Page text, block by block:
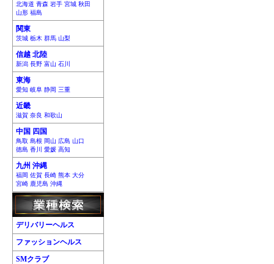
北海道 青森 岩手 宮城 秋田
山形 福島
関東
茨城 栃木 群馬 山梨
信越 北陸
新潟 長野 富山 石川
東海
愛知 岐阜 静岡 三重
近畿
滋賀 奈良 和歌山
中国 四国
鳥取 島根 岡山 広島 山口
徳島 香川 愛媛 高知
九州 沖縄
福岡 佐賀 長崎 熊本 大分
宮崎 鹿児島 沖縄
デリバリーヘルス
ファッションヘルス
SMクラブ